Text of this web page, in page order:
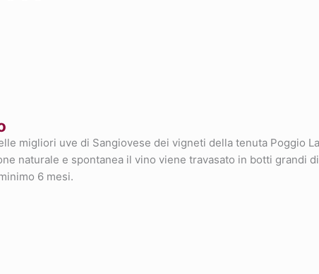
migliori uve di Sangiovese dei vigneti della tenuta Poggio
naturale e spontanea il vino viene travasato in botti grandi
6 mesi.